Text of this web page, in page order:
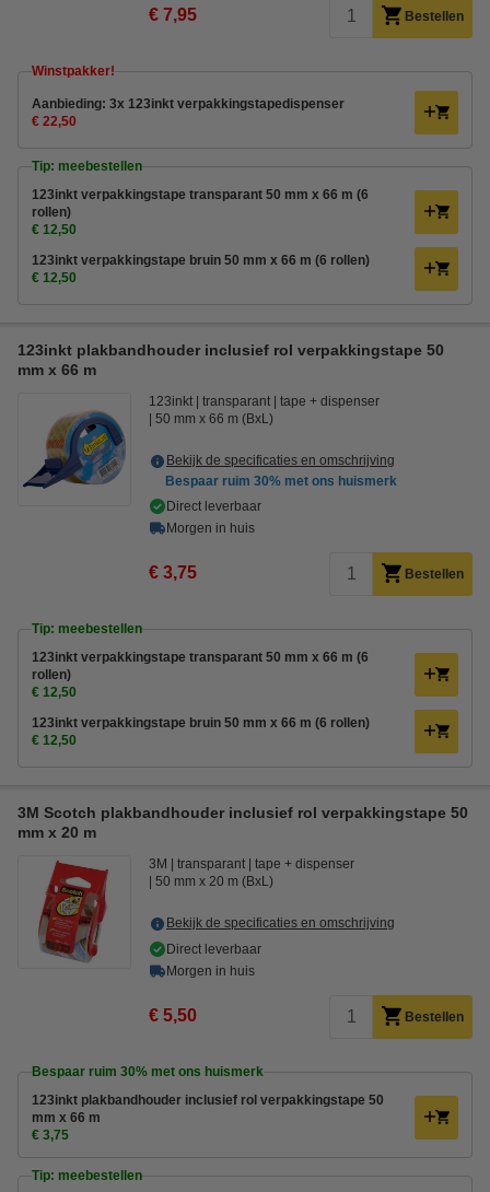
€ 7,95 Bestellen
Winstpakker!
Aanbieding: 3x 123inkt verpakkingstapedispenser
€ 22,50
Tip: meebestellen
123inkt verpakkingstape transparant 50 mm x 66 m (6
rollen)
€ 12,50
123inkt verpakkingstape bruin 50 mm x 66 m (6 rollen)
€ 12,50
123inkt plakbandhouder inclusief rol verpakkingstape 50
mm x 66 m
123inkt transparant
tape + dispenser
50 mm x 66 m (BxL)
Bekijk de specificaties en omschrijving
Bespaar ruim 30% met ons huismerk
Direct leverbaar
Morgen in huis
€ 3,75 Bestellen
Tip: meebestellen
123inkt verpakkingstape transparant 50 mm x 66 m (6
rollen)
€ 12,50
123inkt verpakkingstape bruin 50 mm x 66 m (6 rollen)
€ 12,50
3M Scotch plakbandhouder inclusief rol verpakkingstape 50
mm x 20 m
3M transparant
tape + dispenser
50 mm x 20 m (BxL)
Bekijk de specificaties en omschrijving
Direct leverbaar
Morgen in huis
€ 5,50 Bestellen
Bespaar ruim 30% met ons huismerk
123inkt plakbandhouder inclusief rol verpakkingstape 50
mm x 66 m
€ 3,75
Tip: meebestellen